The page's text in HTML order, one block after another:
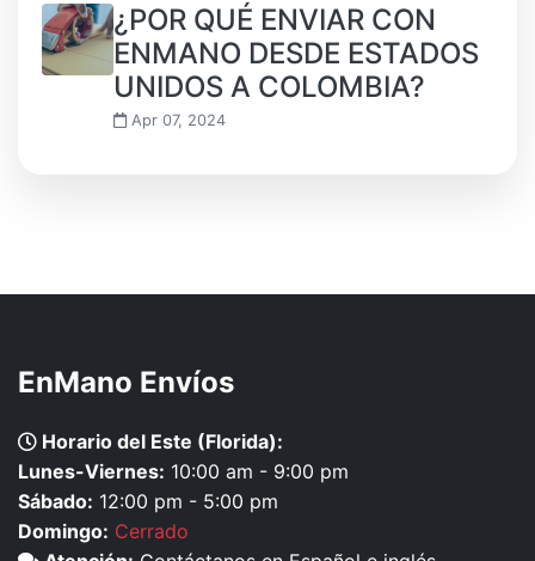
¿POR QUÉ ENVIAR CON
ENMANO DESDE ESTADOS
UNIDOS A COLOMBIA?
Apr 07, 2024
EnMano Envíos
Horario del Este (Florida):
Lunes-Viernes: 10:00 am - 9:00 pm
Sábado: 12:00 pm - 5:00 pm
Domingo: Cerrado